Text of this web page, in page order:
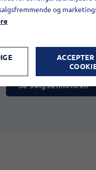
Kontakt:​
S. Chr. Sørensen A/S,
Se salgsannoncen
og